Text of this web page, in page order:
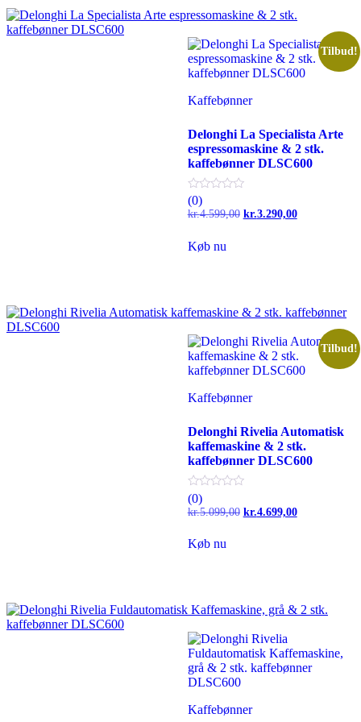
Tilbud!
Kaffebønner
Delonghi La Specialista Arte
espressomaskine & 2 stk.
kaffebønner DLSC600
(0)
kr.4.599,00 Den
kr.3.290,00Den
Køb nu
Tilbud!
Kaffebønner
Delonghi Rivelia Automatisk
kaffemaskine & 2 stk.
kaffebønner DLSC600
(0)
kr.5.099,00 Den
kr.4.699,00Den
Køb nu
Kaffebønner